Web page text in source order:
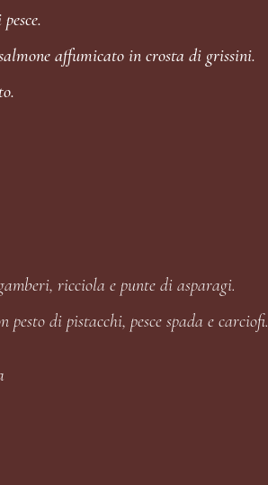
affumicato in crosta di grissini.
ricciola e punte di asparagi.
pesto di pistacchi, pesce spada e carciofi.